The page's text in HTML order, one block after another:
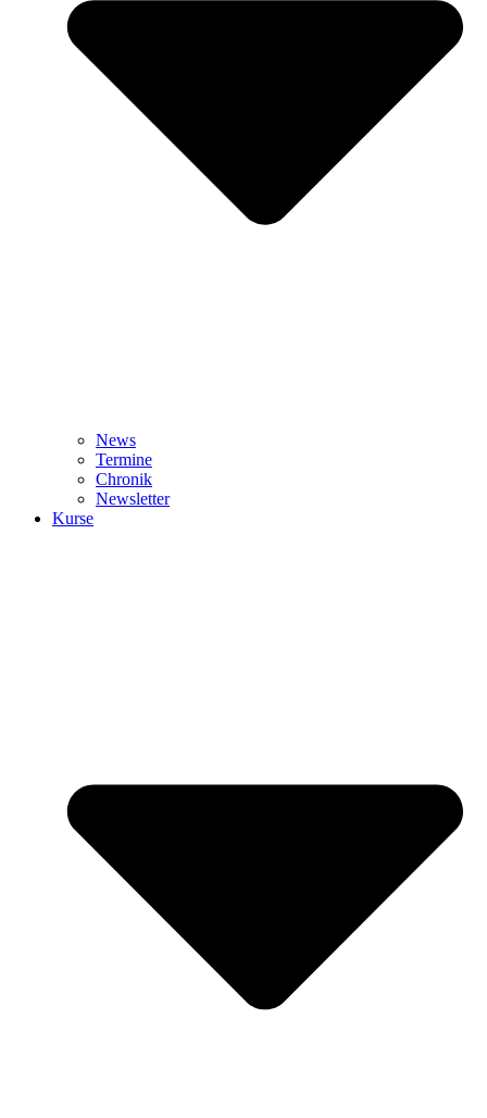
News
Termine
Chronik
Newsletter
Kurse